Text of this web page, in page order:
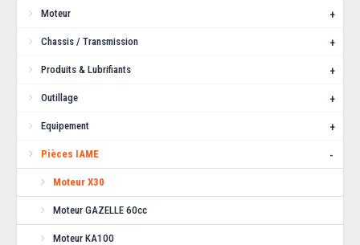
Ajouter aux articles préférés
Ajouter au comparatif
Moteur +
Chassis / Transmission +
Produits & Lubrifiants +
Outillage +
Equipement +
Pièces IAME -
Moteur X30
Moteur GAZELLE 60cc
Moteur KA100